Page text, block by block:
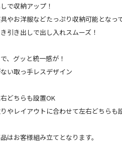
で収納アップ！
やお洋服などたっぷり収納可能となって
引き出しで出し入れスムーズ！
、グッと統一感が！
い取っ手レスデザイン
どちらも設置OK
やレイアウトに合わせて左右どちらも
はお客様組み立てとなります。